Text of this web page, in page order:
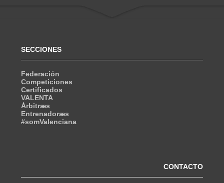
SECCIONES
Federación
Competiciones
Certificados
VALENTA
Árbitræs
Entrenadoræs
#somValenciana
CONTACTO